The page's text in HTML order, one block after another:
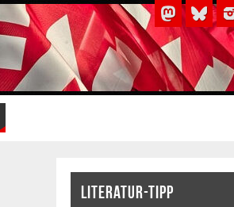
LITERATUR-TIPP